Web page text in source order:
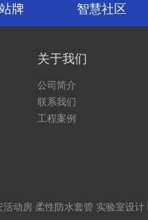
牌 智慧社区
关于我们
公司简介
联系我们
工程案例
活动房 柔性防水套管 实验室设计